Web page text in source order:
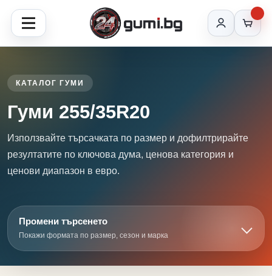
КАТАЛОГ ГУМИ
Гуми 255/35R20
Използвайте търсачката по размер и дофилтрирайте
резултатите по ключова дума, ценова категория и
ценови диапазон в евро.
Промени търсенето
Покажи формата по размер, сезон и марка